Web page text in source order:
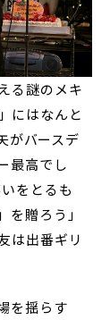
る謎のメキ
にはなんと
がバースデ
最高でし
をとるも
を贈ろう」
は出番ギリ
を揺らす